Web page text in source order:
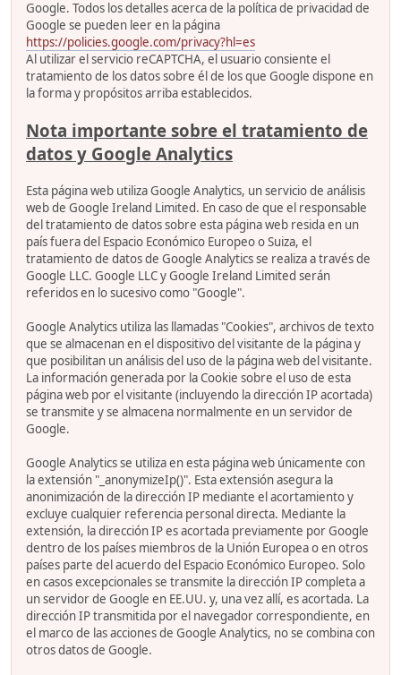
Google. Todos los detalles acerca de la política de privacidad de
Google se pueden leer en la página
https://policies.google.com/privacy?hl=es
Al utilizar el servicio reCAPTCHA, el usuario consiente el
tratamiento de los datos sobre él de los que Google dispone en
la forma y propósitos arriba establecidos.
Nota importante sobre el tratamiento de
datos y Google Analytics
Esta página web utiliza Google Analytics, un servicio de análisis
web de Google Ireland Limited. En caso de que el responsable
del tratamiento de datos sobre esta página web resida en un
país fuera del Espacio Económico Europeo o Suiza, el
tratamiento de datos de Google Analytics se realiza a través de
Google LLC. Google LLC y Google Ireland Limited serán
referidos en lo sucesivo como "Google".
Google Analytics utiliza las llamadas "Cookies", archivos de texto
que se almacenan en el dispositivo del visitante de la página y
que posibilitan un análisis del uso de la página web del visitante.
La información generada por la Cookie sobre el uso de esta
página web por el visitante (incluyendo la dirección IP acortada)
se transmite y se almacena normalmente en un servidor de
Google.
Google Analytics se utiliza en esta página web únicamente con
la extensión "_anonymizeIp()". Esta extensión asegura la
anonimización de la dirección IP mediante el acortamiento y
excluye cualquier referencia personal directa. Mediante la
extensión, la dirección IP es acortada previamente por Google
dentro de los países miembros de la Unión Europea o en otros
países parte del acuerdo del Espacio Económico Europeo. Solo
en casos excepcionales se transmite la dirección IP completa a
un servidor de Google en EE.UU. y, una vez allí, es acortada. La
dirección IP transmitida por el navegador correspondiente, en
el marco de las acciones de Google Analytics, no se combina con
otros datos de Google.